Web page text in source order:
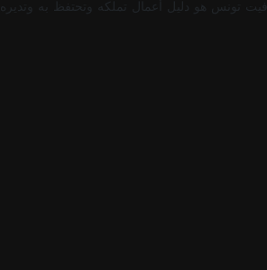
تونس هو دليل أعمال تملكه وتحتفظ به وتديره